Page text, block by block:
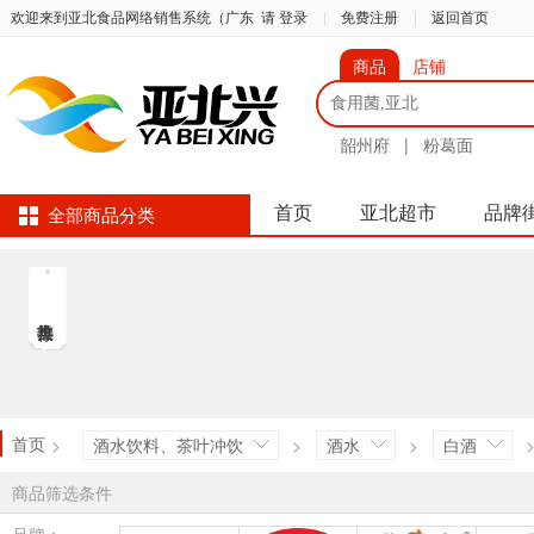
欢迎来到亚北食品网络销售系统（广东 请 登录 免费注册 返回首页
商品 店铺
韶州府 | 粉葛面
全部商品分类 首页 亚北超市 品牌
首页 > 酒水饮料、茶叶冲饮 > 酒水 > 白酒
>
商品筛选条件